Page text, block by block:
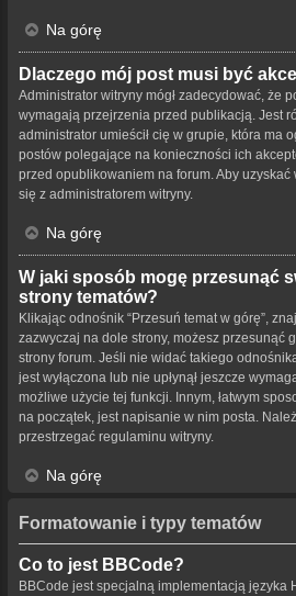
Na górę
Dlaczego mój post musi być
Administrator witryny mógł zadecydować, że
wymagają przejrzenia przed publikacją. Jest
administrator umieścił cię w grupie, która ma
postów polegające na konieczności ich
przed opublikowaniem na forum. Aby
się z administratorem witryny.
Na górę
W jaki sposób mogę przesunąć
strony tematów?
Klikając odnośnik “Przesuń temat w górę”,
zazwyczaj na dole strony, możesz przesunąć
strony forum. Jeśli nie widać takiego
jest wyłączona lub nie upłynął jeszcze
możliwe użycie tej funkcji. Innym, łatwym
na początek, jest napisanie w nim posta.
przestrzegać regulaminu witryny.
Na górę
Formatowanie i typy tematów
Co to jest BBCode?
BBCode jest specjalną implementacją języka